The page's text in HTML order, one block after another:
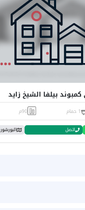
1 حمام 90م
اتصل البورشور